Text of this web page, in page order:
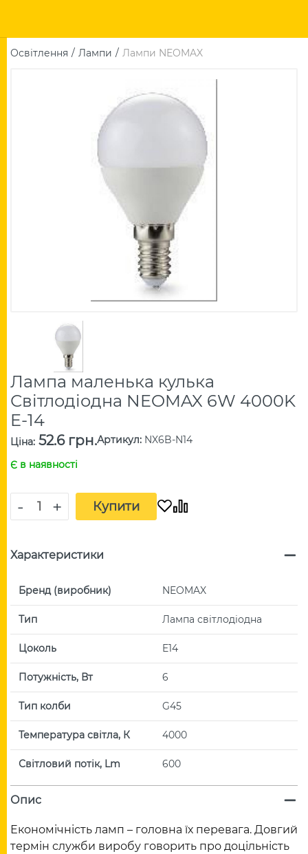
Освітлення Лампи Лампи NEOMAX
Лампа маленька кулька
Світлодіодна NEOMAX 6W 4000K
E-14
Ціна: 52.6 грн.Артикул: NX6B-N14
Є в наявності
- + Купити
Характеристики
Бренд (виробник) NEOMAX
Тип Лампа світлодіодна
Цоколь E14
Потужність, Вт 6
Тип колби G45
Температура світла, К 4000
Світловий потік, Lm 600
Опис
Економічність ламп – головна їх перевага. Довгий
термін служби виробу говорить про доцільність